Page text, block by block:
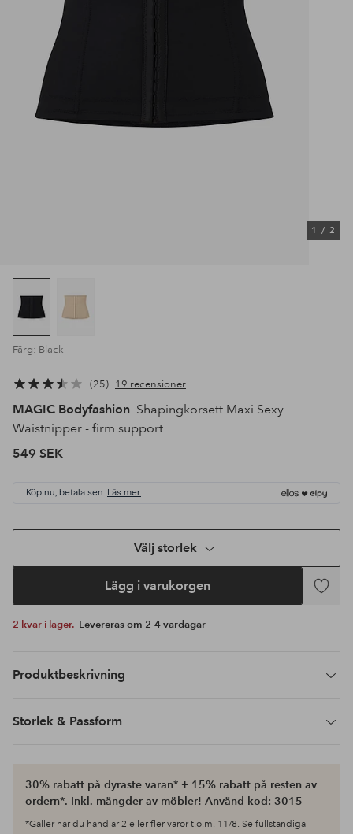
1 / 2
Färg: Black
25 19 recensioner
MAGIC Bodyfashion Shapingkorsett Maxi Sexy
Waistnipper - firm support
549 SEK
Köp nu, betala sen. Läs mer
Välj storlek
Lägg i varukorgen
Lägg
2 kvar i lager. Levereras om 2-4 vardagar
Produktbeskrivning
Storlek & Passform
30% rabatt på dyraste varan* + 15% rabatt på resten av
ordern*. Inkl. mängder av möbler! Använd kod: 3015
*Gäller när du handlar 2 eller fler varor t.o.m. 11/8. Se fullständiga